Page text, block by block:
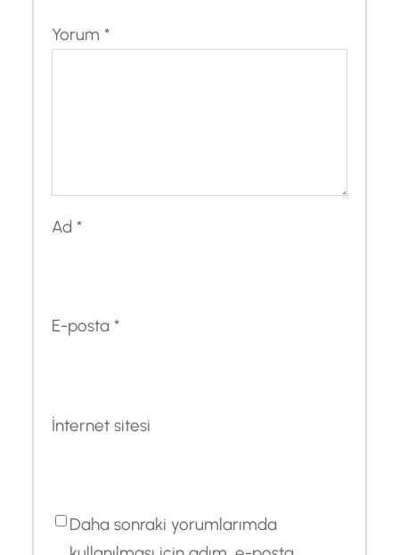
Yorum *
Ad *
E-posta *
İnternet sitesi
Daha sonraki yorumlarımda